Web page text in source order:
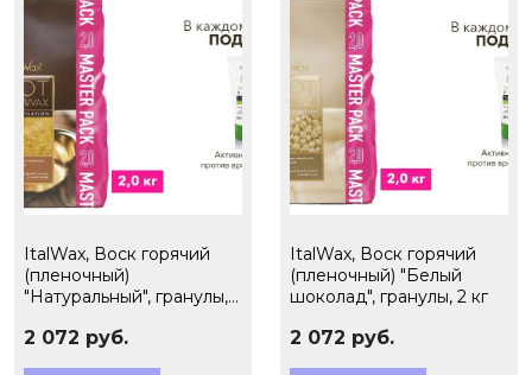
ItalWax, Воск горячий
(пленочный)
"Натуральный", гранулы,
2 072 руб.
ItalWax, Воск горячий
(пленочный) "Белый
шоколад", гранулы, 2 кг
2 072 руб.